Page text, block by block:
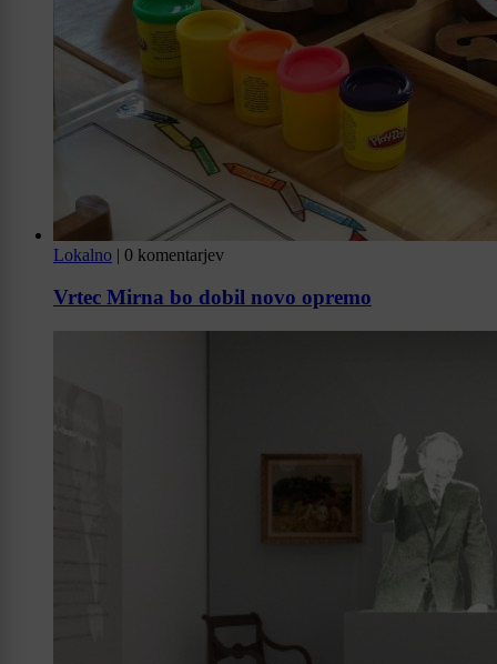
Lokalno | 0 komentarjev
Vrtec Mirna bo dobil novo opremo